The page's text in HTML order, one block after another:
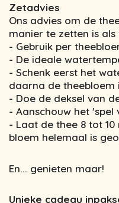
Zetadvies
Ons advies om de
manier te zetten is als
- Gebruik per
- De ideale
- Schenk eerst het
daarna de theebloem
- Doe de deksel van
- Aanschouw het 'spel
- Laat de thee 8 tot
bloem helemaal is
En... genieten maar!
Unieke cadeau